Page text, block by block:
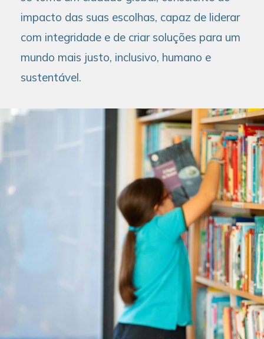
impacto das suas escolhas, capaz de liderar
com integridade e de criar soluções para um
mundo mais justo, inclusivo, humano e
sustentável.